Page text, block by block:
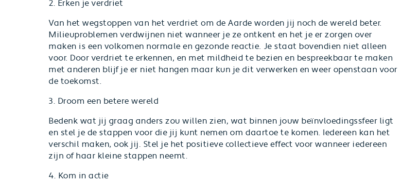
2. Erken je verdriet
Van het wegstoppen van het verdriet om de Aarde worden jij noch de wereld beter.
Milieuproblemen verdwijnen niet wanneer je ze ontkent en het je er zorgen over
maken is een volkomen normale en gezonde reactie. Je staat bovendien niet alleen
voor. Door verdriet te erkennen, en met mildheid te bezien en bespreekbaar te maken
met anderen blijf je er niet hangen maar kun je dit verwerken en weer openstaan voor
de toekomst.
3. Droom een betere wereld
Bedenk wat jij graag anders zou willen zien, wat binnen jouw beïnvloedingssfeer ligt
en stel je de stappen voor die jij kunt nemen om daartoe te komen. Iedereen kan het
verschil maken, ook jij. Stel je het positieve collectieve effect voor wanneer iedereen
zijn of haar kleine stappen neemt.
4. Kom in actie